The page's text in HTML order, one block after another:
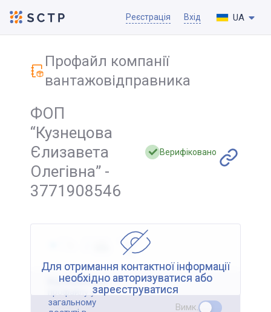
Реєстрація Вхід UA
Профайл компанії
вантажовідправника
ФОП
“Кузнецова
Єлизавета
Олегівна” -
3771908546
Верифіковано
Для отримання контактної інформації
необхідно авторизуватися або
зареєструватися
Відображення
профайлу у
загальному
Вимк.